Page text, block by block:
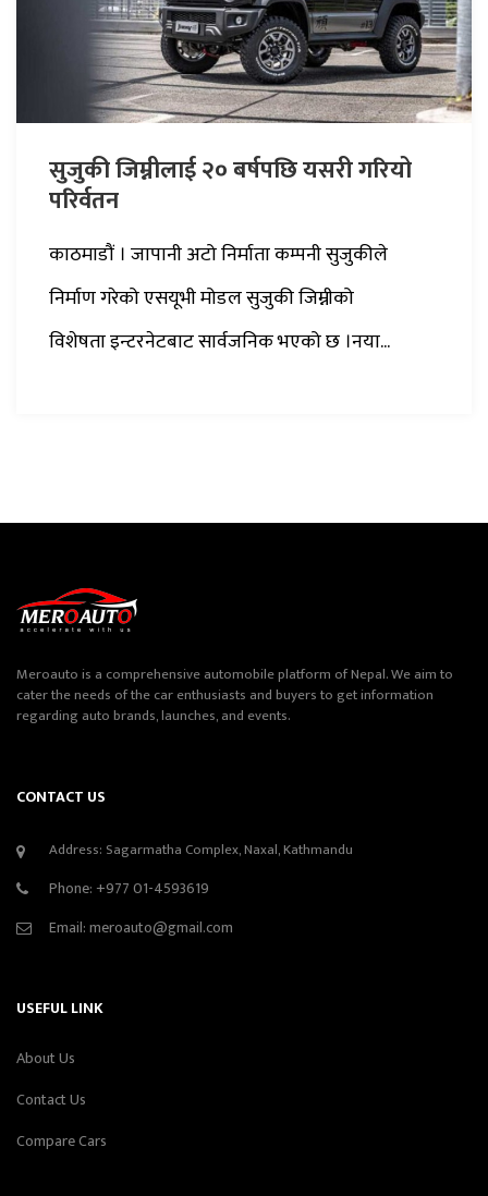
सुजुकी जिम्नीलाई २० बर्षपछि यसरी गरियो
परिर्वतन
काठमाडौं । जापानी अटो निर्माता कम्पनी सुजुकीले
निर्माण गरेको एसयूभी मोडल सुजुकी जिम्नीको
विशेषता इन्टरनेटबाट सार्वजनिक भएको छ ।नया...
Meroauto is a comprehensive automobile platform of Nepal. We aim to
cater the needs of the car enthusiasts and buyers to get information
regarding auto brands, launches, and events.
CONTACT US
Address: Sagarmatha Complex, Naxal, Kathmandu
Phone: +977 01-4593619
Email:meroauto@gmail.com
USEFUL LINK
About Us
Contact Us
Compare Cars